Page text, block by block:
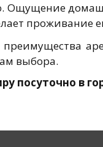
Ощущение
проживание
выбора.
посуточно в